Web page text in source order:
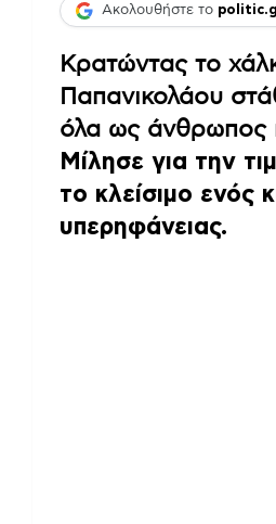
Ακολουθήστε το
Κρατώντας το
Παπανικολάου
όλα ως άνθρωπος
Μίλησε για την
το κλείσιμο ενός
υπερηφάνειας.